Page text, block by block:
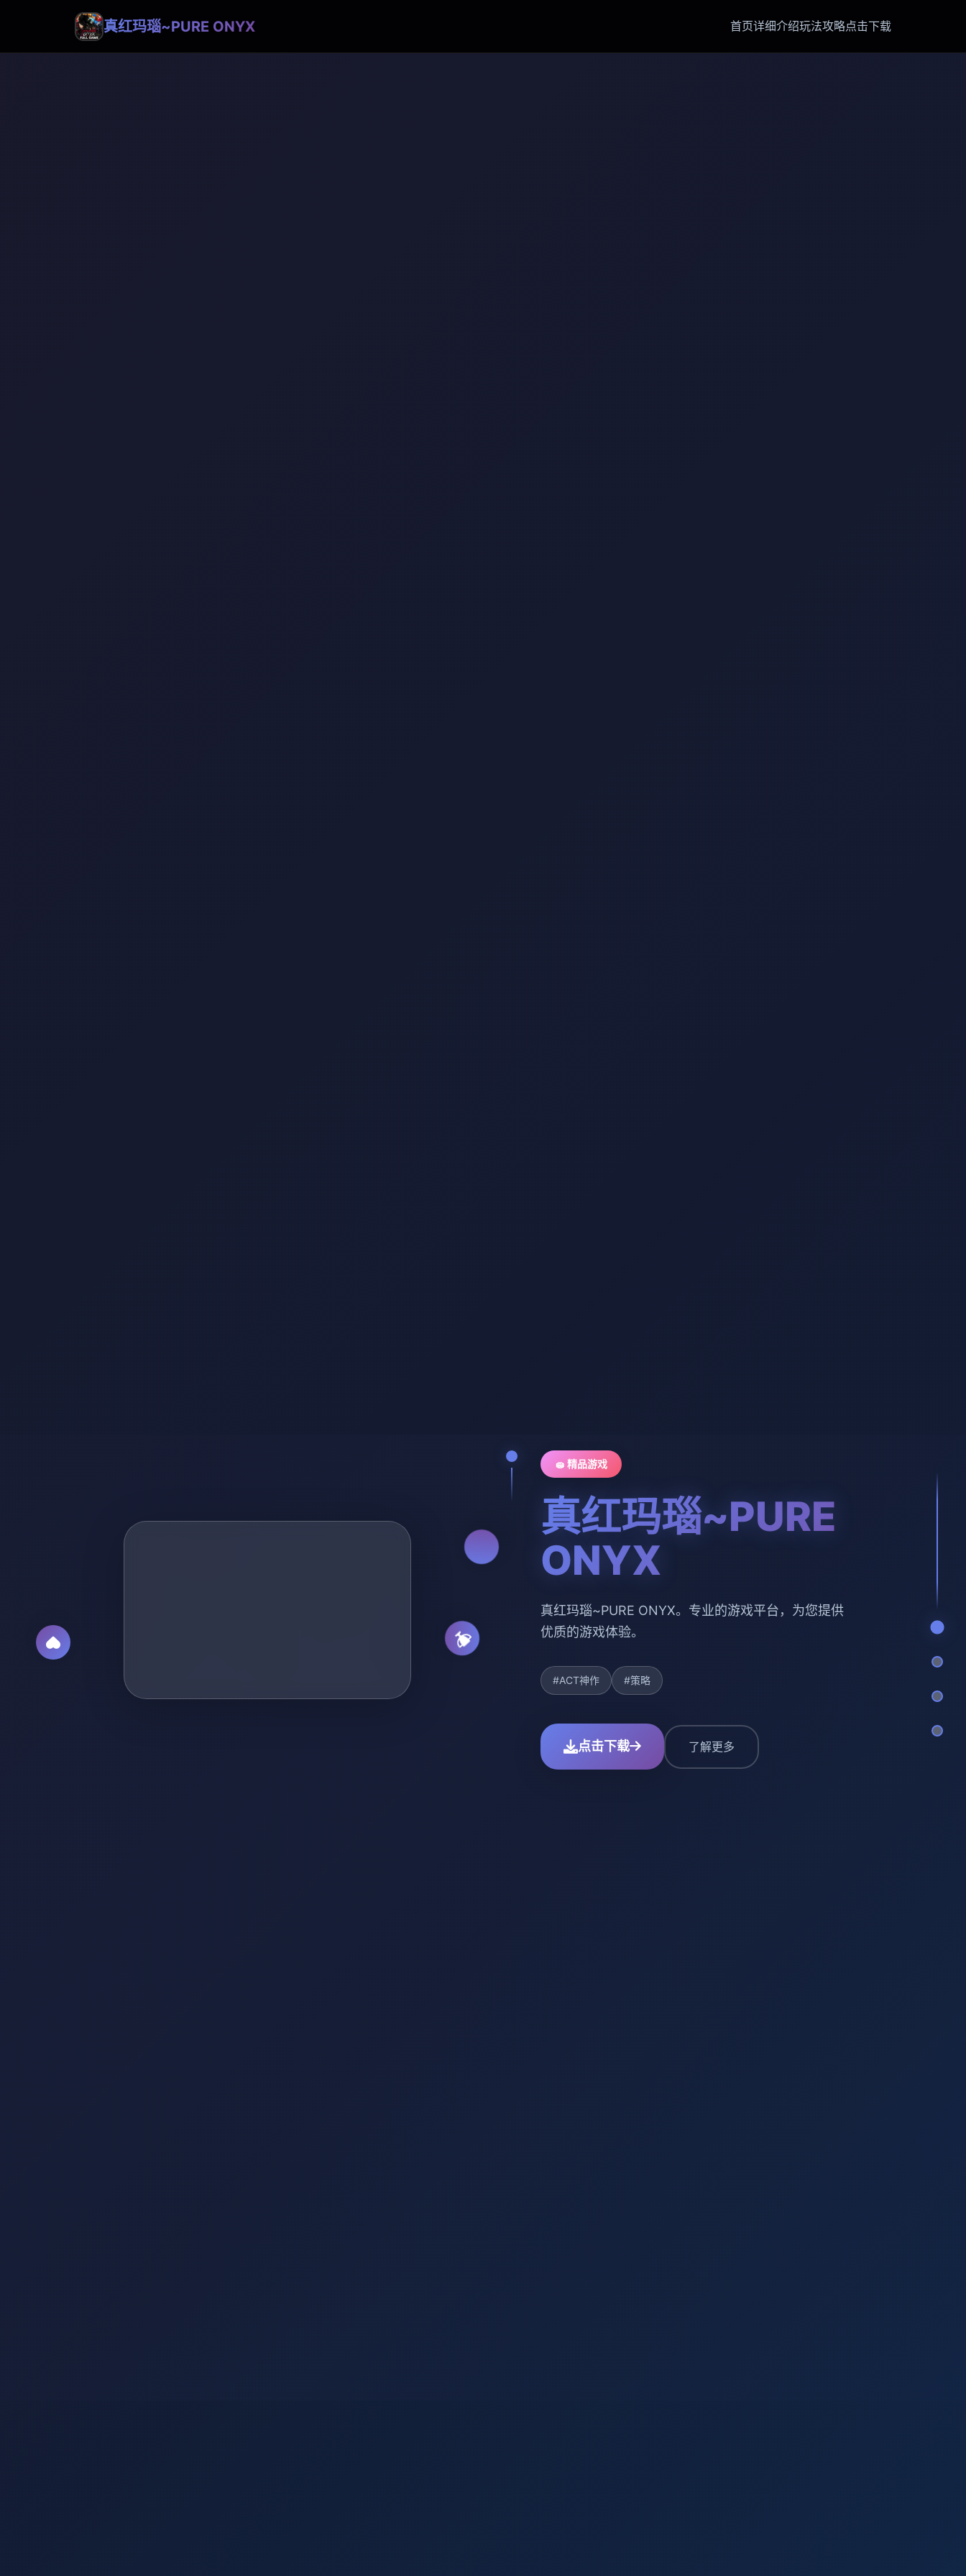
真红玛瑙~PURE ONYX 首页详细介绍玩法攻略点击下载
🧽 精品游戏
真红玛瑙~PURE
ONYX
真红玛瑙~PURE ONYX。专业的游戏平台，为您提供
优质的游戏体验。
#ACT神作 #策略
点击下载 了解更多